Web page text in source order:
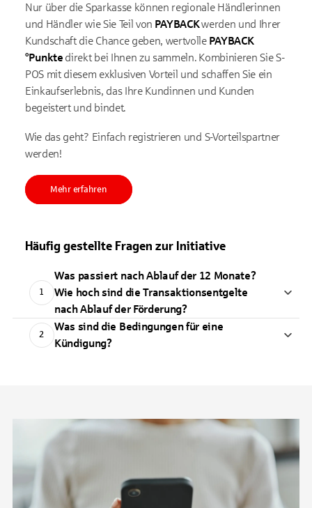
Nur über die Sparkasse können regionale Händlerinnen
und Händler wie Sie Teil von PAYBACKwerden und Ihrer
Kundschaft die Chance geben, wertvolle PAYBACK
°Punkte direkt bei Ihnen zu sammeln. Kombinieren Sie S-
POS mit diesem exklusiven Vorteil und schaffen Sie ein
Einkaufserlebnis, das Ihre Kundinnen und Kunden
begeistert und bindet.
Wie das geht? Einfach registrieren und S-Vorteilspartner
werden!
Mehr erfahren
Häufig gestellte Fragen zur Initiative
1
Was passiert nach Ablauf der 12 Monate?
Wie hoch sind die Transaktionsentgelte
nach Ablauf der Förderung?
2
Was sind die Bedingungen für eine
Kündigung?